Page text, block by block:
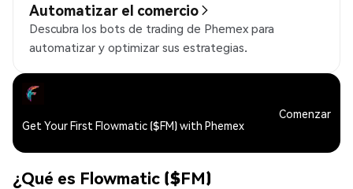
Automatizar el comercio
Descubra los bots de trading de Phemex para
automatizar y optimizar sus estrategias.
Get Your First Flowmatic ($FM) with Phemex
Comenzar
¿Qué es Flowmatic ($FM)